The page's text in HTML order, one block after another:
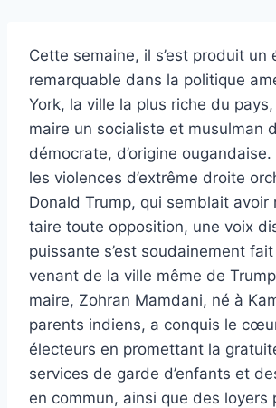
Cette semaine, il s’est produit un
remarquable dans la politique
York, la ville la plus riche du
maire un socialiste et musulman
démocrate, d’origine
les violences d’extrême droite
Donald Trump, qui semblait avoir
taire toute opposition, une voix
puissante s’est soudainement
venant de la ville même de
maire, Zohran Mamdani, né à
parents indiens, a conquis le
électeurs en promettant la
services de garde d’enfants et
en commun, ainsi que des loyers